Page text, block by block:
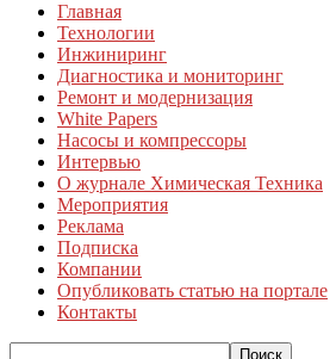
Главная
Технологии
Инжиниринг
Диагностика и мониторинг
Ремонт и модернизация
White Papers
Насосы и компрессоры
Интервью
О журнале Химическая Техника
Мероприятия
Реклама
Подписка
Компании
Опубликовать статью на портале
Контакты